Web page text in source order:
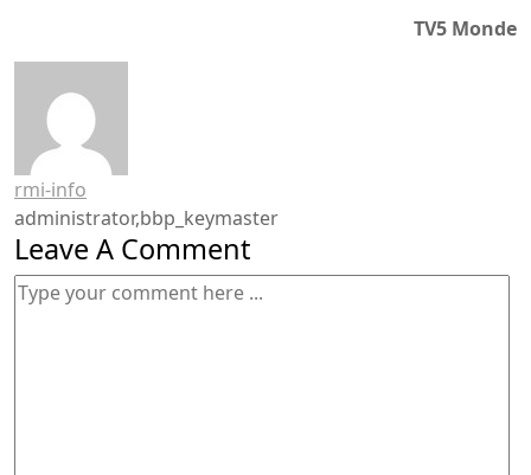
TV5 Monde
rmi-info
administrator,bbp_keymaster
Leave A Comment